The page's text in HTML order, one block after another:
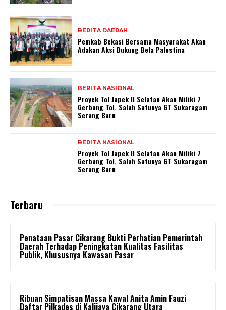
BERITA DAERAH
Pemkab Bekasi Bersama Masyarakat Akan
Adakan Aksi Dukung Bela Palestina
BERITA NASIONAL
Proyek Tol Japek II Selatan Akan Miliki 7
Gerbang Tol, Salah Satunya GT Sukaragam
Serang Baru
BERITA NASIONAL
Proyek Tol Japek II Selatan Akan Miliki 7
Gerbang Tol, Salah Satunya GT Sukaragam
Serang Baru
Terbaru
Penataan Pasar Cikarang Bukti Perhatian Pemerintah
Daerah Terhadap Peningkatan Kualitas Fasilitas
Publik, Khususnya Kawasan Pasar
Ribuan Simpatisan Massa Kawal Anita Amin Fauzi
Daftar Pilkades di Kalijaya Cikarang Utara